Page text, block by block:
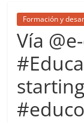
del
Learn
more.
Do
Formación y
Vía
#educo